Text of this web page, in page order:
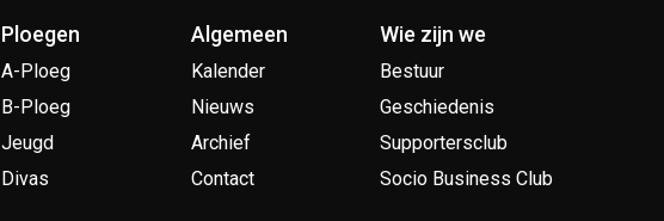
Ploegen
A-Ploeg
B-Ploeg
Jeugd
Divas
Algemeen
Kalender
Nieuws
Archief
Contact
Wie zijn we
Bestuur
Geschiedenis
Supportersclub
Socio Business Club